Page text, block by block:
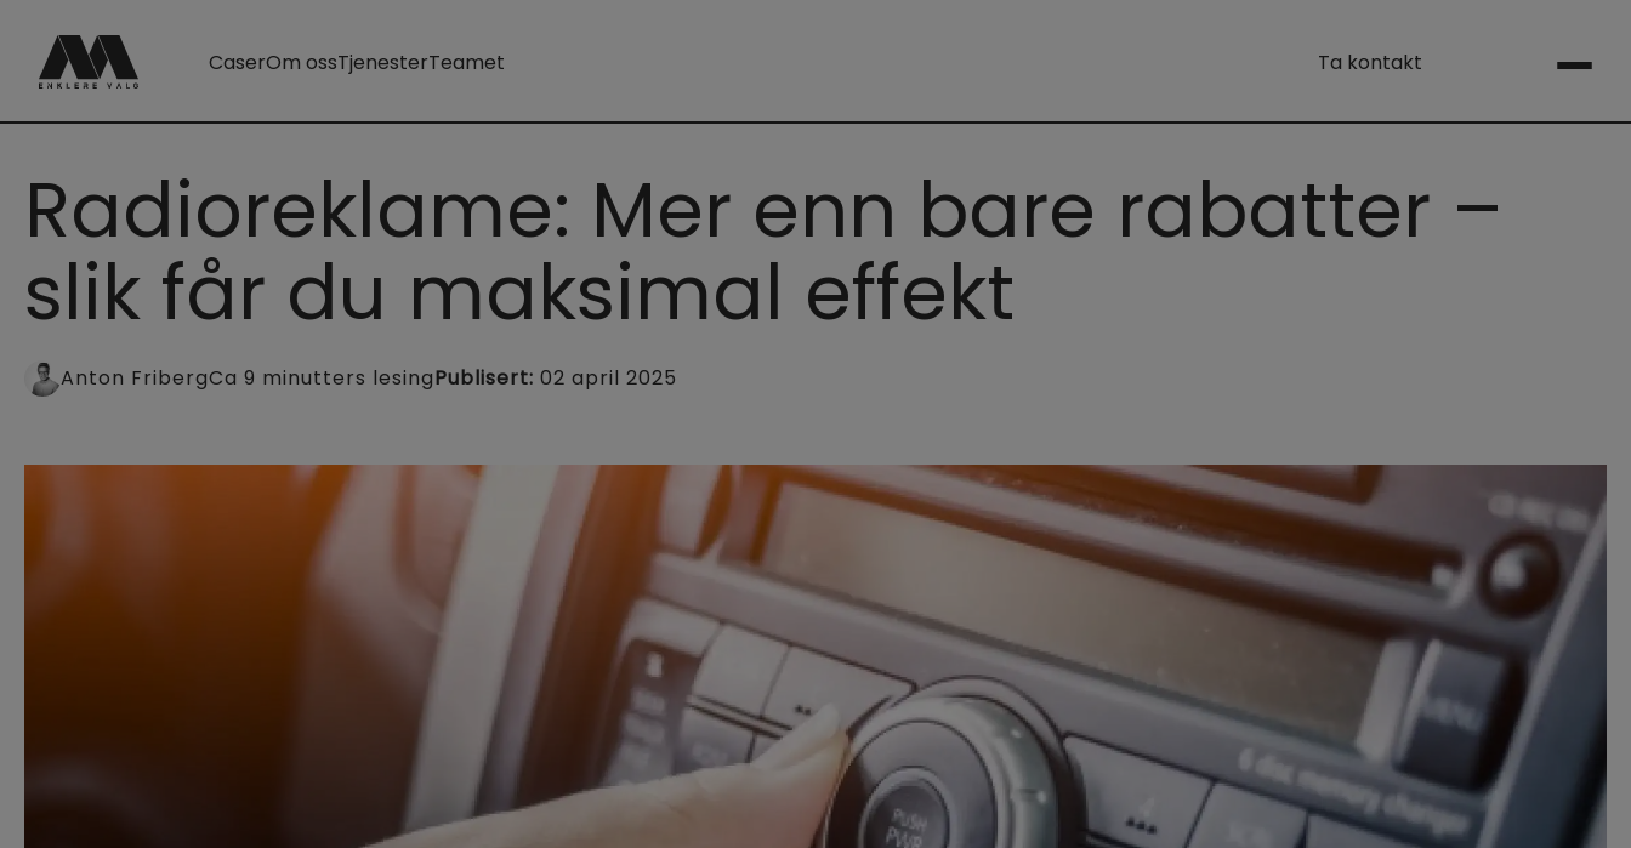
CaserOm ossTjenesterTeamet Ta kontakt
Radioreklame: Mer enn bare rabatter –
slik får du maksimal effekt
Anton FribergCa 9 minutters lesingPublisert: 02 april 2025